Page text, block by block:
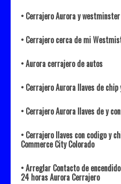
• Cerrajero Aurora y
• Cerrajero cerca de mi
• Aurora cerrajero de autos
• Cerrajero Aurora llaves de
• Cerrajero Aurora llaves de y
• Cerrajero llaves con codigo y
Commerce City Colorado
• Arreglar Contacto de
24 horas Aurora Cerrajero